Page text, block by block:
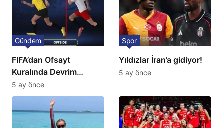
FIFA’dan Ofsayt
Kuralında Devrim
Niteliğinde Onay
Gündem
5 ay önce
Yıldızlar İran’a gidiyor!
Spor
5 ay önce